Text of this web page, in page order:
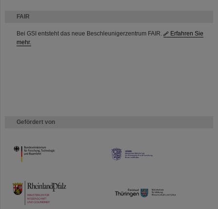
FAIR
Bei GSI entsteht das neue Beschleunigerzentrum FAIR.
Erfahren Sie
mehr.
Gefördert von
HMWK
TMWWDG